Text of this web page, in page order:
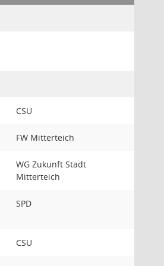
CSU
FW Mitterteich
WG Zukunft Stadt
Mitterteich
SPD
CSU